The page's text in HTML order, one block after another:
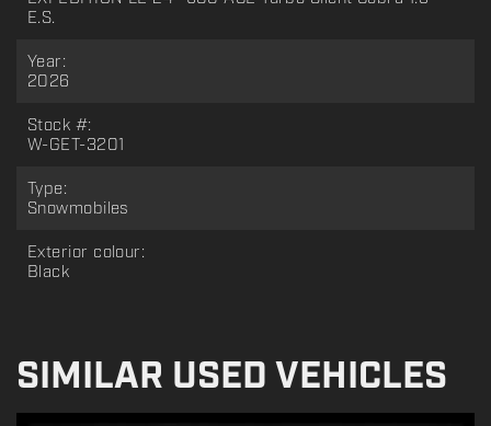
E.S.
Year:
2026
Stock #:
W-GET-3201
Type:
Snowmobiles
Exterior colour:
Black
SIMILAR USED VEHICLES